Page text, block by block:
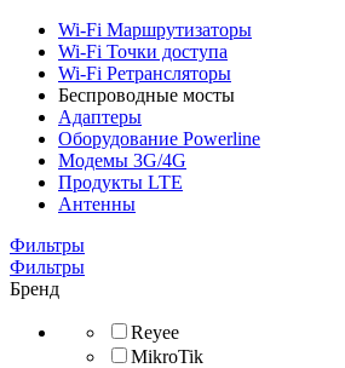
Wi-Fi Маршрутизаторы
Wi-Fi Точки доступа
Wi-Fi Ретрансляторы
Беспроводные мосты
Адаптеры
Оборудование Powerline
Модемы 3G/4G
Продукты LTE
Антенны
Фильтры
Фильтры
Бренд
Reyee
MikroTik